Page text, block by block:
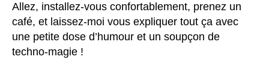
Allez, installez-vous confortablement, prenez un
café, et laissez-moi vous expliquer tout ça avec
une petite dose d’humour et un soupçon de
techno-magie !